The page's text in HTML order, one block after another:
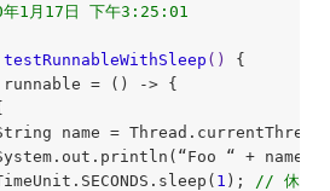
1月17日 下午3:25:01
testRunnableWithSleep ()
{
= () -> {
name =
“ + name);
1 );
// 休眠